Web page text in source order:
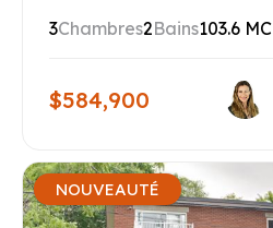
3Chambres2Bains103.6 MC
$584,900
NOUVEAUTÉ